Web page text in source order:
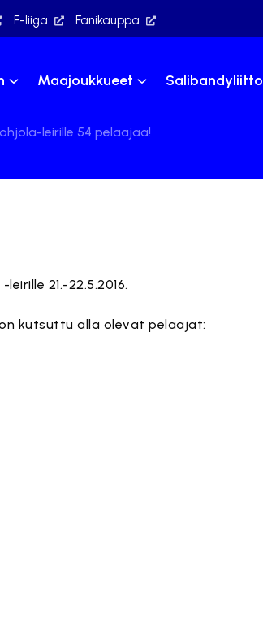
F-liiga Fanikauppa
Maajoukkueet Salibandyliitto
leirille 54 pelaajaa!
21.-22.5.2016.
on kutsuttu alla olevat pelaajat: